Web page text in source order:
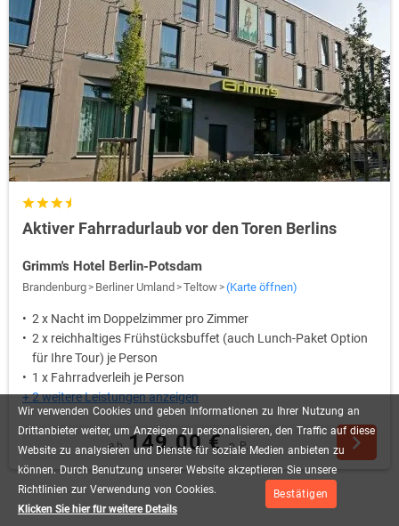
Wir verwenden Cookies und geben Informationen zu Ihrer Nutzung an
Drittanbieter weiter, um Anzeigen zu personalisieren, den Traffic auf diese
Website zu analysieren und Dienste für soziale Medien anbieten zu
können. Durch Benutzung unserer Website akzeptieren Sie unsere
Richtlinien zur Verwendung von Cookies.
Klicken Sie hier für weitere Details
Bestätigen
Aktiver Fahrradurlaub vor den Toren Berlins
Grimm's Hotel Berlin-Potsdam
Brandenburg Berliner Umland Teltow (Karte öffnen)
2 x Nacht im Doppelzimmer pro Zimmer
2 x reichhaltiges Frühstücksbuffet (auch Lunch-Paket Option
für Ihre Tour) je Person
1 x Fahrradverleih je Person
+ 2 weitere Leistungen anzeigen
ab 149,00 €p.P.